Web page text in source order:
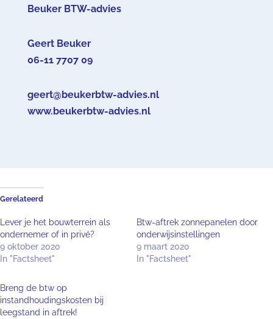
Beuker BTW-advies
Geert Beuker
06-11 7707 09
geert@beukerbtw-advies.nl
www.beukerbtw-advies.nl
Gerelateerd
Lever je het bouwterrein als
ondernemer of in privé?
9 oktober 2020
In "Factsheet"
Btw-aftrek zonnepanelen door
onderwijsinstellingen
9 maart 2020
In "Factsheet"
Breng de btw op
instandhoudingskosten bij
leegstand in aftrek!